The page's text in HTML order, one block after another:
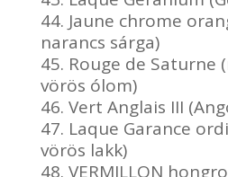
44. Jaune chrome
narancs sárga)
45. Rouge de Saturne
vörös ólom)
46. Vert Anglais III
47. Laque Garance
vörös lakk)
48. VERMILLON